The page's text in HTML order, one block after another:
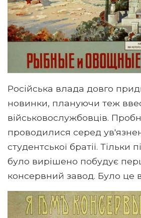
Російська влада довго
новинки, плануючи теж
військовослужбовців.
проводилися серед
студентської братії. Тільки
було вирішено побудує
консервний завод. Було це